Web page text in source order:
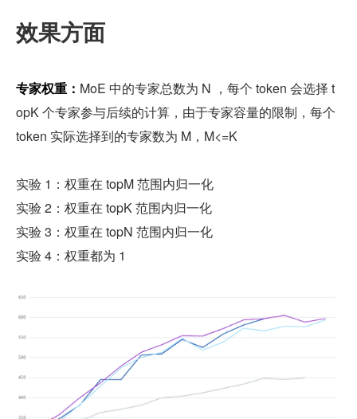
效果方面
专家权重： MoE 中的专家总数为 N ，每个 token 会选择 t
opK 个专家参与后续的计算，由于专家容量的限制，每个
token 实际选择到的专家数为 M，M<=K
实验 1：权重在 topM 范围内归一化
实验 2：权重在 topK 范围内归一化
实验 3：权重在 topN 范围内归一化
实验 4：权重都为 1